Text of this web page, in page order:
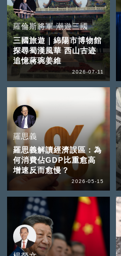
羅倫斯將軍 潮遊三國
三國旅遊｜綿陽市博物館
探尋蜀漢風華 西山古迹
追憶蔣琬姜維
2026-07-11
羅思義
羅思義解讀經濟誤區：為
何消費佔GDP比重愈高
增速反而愈慢？
2026-05-15